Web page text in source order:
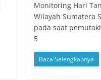
Monitoring Hari
Wilayah Sumatera
pada saat
5
Baca Selengkapnya